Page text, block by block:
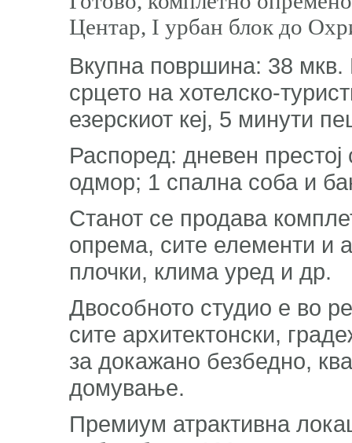
Центар, I урбан блок до
Вкупна површина: 38 мкв.
срцето на хотелско-
езерскиот кеј, 5 минути
Распоред: дневен престој
одмор; 1 спална соба и
Станот се продава
опрема, сите елементи и
плочки, клима уред и др.
Двособното студио е во
сите архитектонски,
за докажано безбедно,
домување.
Премиум атрактивна